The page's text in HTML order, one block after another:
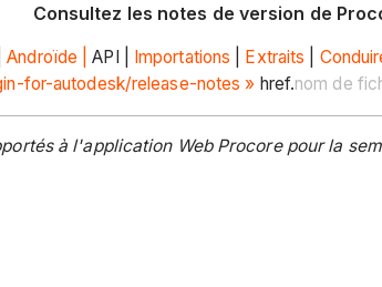
Consultez les notes de version de
Androïde | API | Importations Extraits
for-autodesk/release-notes » href.nom de
à l'application Web Procore pour la